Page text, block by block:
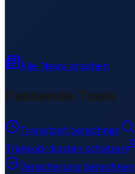
Alle News ansehen
Passende Tools
Transitzeit berechnen
Transportkosten schätzen
Versicherung berechnen